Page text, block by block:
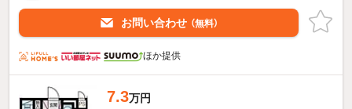
お問い合わせ （無料）
ほか提供
7.3万円